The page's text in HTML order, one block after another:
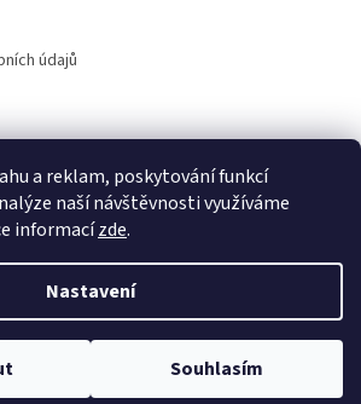
a reklam, poskytování funkcí
naší návštěvnosti využíváme
informacízde.
Nastavení
Souhlasím
údajů
pestitel.cz. Všechna práva
Upravit nastavení cookies